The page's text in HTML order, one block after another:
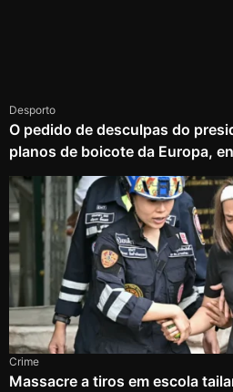
Desporto
O pedido de desculpas do
planos de boicote da Europa,
Crime
Massacre a tiros em escola